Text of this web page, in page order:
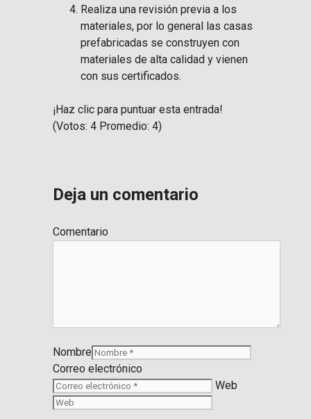
Realiza una revisión previa a los
materiales, por lo general las casas
prefabricadas se construyen con
materiales de alta calidad y vienen
con sus certificados.
¡Haz clic para puntuar esta entrada!
(Votos: 4 Promedio: 4)
Deja un comentario
Comentario
Nombre
Correo electrónico
Web